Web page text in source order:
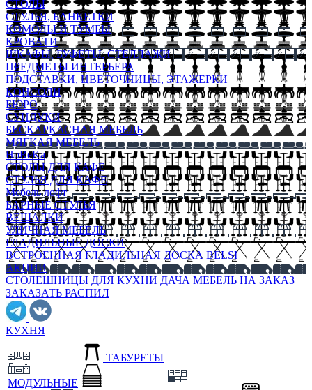
СТОЛЫ
СТУЛЬЯ, БАНКЕТКИ
КОМОДЫ И ТУМБЫ
КРОВАТИ
ШКАФЫ, БУФЕТЫ, СТЕЛЛАЖИ
ПРЕДМЕТЫ ИНТЕРЬЕРА
ПОДСТАВКИ, ЦВЕТОЧНИЦЫ, ЭТАЖЕРКИ
КОНСОЛИ
БЮРО
СУНДУКИ
БЕСКАРКАСНАЯ МЕБЕЛЬ
МЯГКАЯ МЕБЕЛЬ
HoReKa
СТОЛЫ ДЛЯ КАФЕ
СТУЛЬЯ ДЛЯ КАФЕ
Мебель лофт
БАРНЫЕ СТУЛЬЯ
ВЕШАЛКИ
УЛИЧНАЯ МЕБЕЛЬ
ГЛАДИЛЬНЫЕ ДОСКИ
ВСТРОЕННАЯ ГЛАДИЛЬНАЯ ДОСКА BELSI
АКЦИИ
СТОЛЕШНИЦЫ ДЛЯ КУХНИ ДАЧА МЕБЕЛЬ НА ЗАКАЗ
ЗАКАЗАТЬ РАСПИЛ
КУХНЯ
МОДУЛЬНЫЕ
ТАБУРЕТЫ